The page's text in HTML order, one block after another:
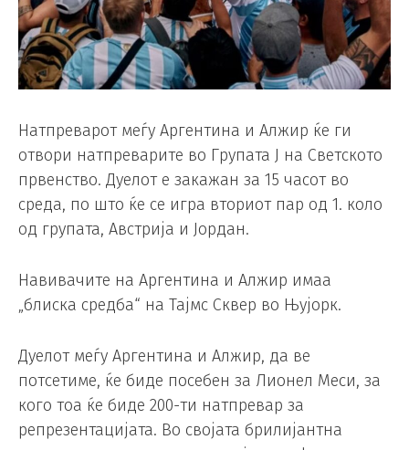
Натпреварот меѓу Аргентина и Алжир ќе ги
отвори натпреварите во Групата Ј на Светското
првенство. Дуелот е закажан за 15 часот во
среда, по што ќе се игра вториот пар од 1. коло
од групата, Австрија и Јордан.
Навивачите на Аргентина и Алжир имаа
„блиска средба“ на Тајмс Сквер во Њујорк.
Дуелот меѓу Аргентина и Алжир, да ве
потсетиме, ќе биде посебен за Лионел Меси, за
кого тоа ќе биде 200-ти натпревар за
репрезентацијата. Во својата брилијантна